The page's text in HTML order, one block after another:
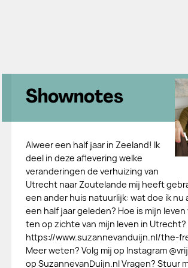
Shownotes
Alweer een half jaar in Zeeland! Ik
deel in deze aflevering welke
veranderingen de verhuizing van
Utrecht naar Zoutelande mij heeft
een ander huis natuurlijk: wat doe ik nu
een half jaar geleden? Hoe is mijn
ten op zichte van mijn leven in Utrecht?
https://www.suzannevanduijn.nl/the-
Meer weten? Volg mij op Instagram
op SuzannevanDuijn.nl Vragen? Stuur